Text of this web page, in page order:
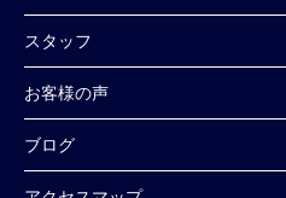
スタッフ
お客様の声
ブログ